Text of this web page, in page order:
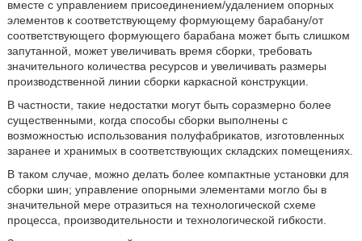
вместе с управлением присоединением/удалением опорных
элементов к соответствующему формующему барабану/от
соответствующего формующего барабана может быть слишком
запутанной, может увеличивать время сборки, требовать
значительного количества ресурсов и увеличивать размеры
производственной линии сборки каркасной конструкции.
В частности, такие недостатки могут быть соразмерно более
существенными, когда способы сборки выполнены с
возможностью использования полуфабрикатов, изготовленных
заранее и хранимых в соответствующих складских помещениях.
В таком случае, можно делать более компактные установки для
сборки шин; управление опорными элементами могло бы в
значительной мере отразиться на технологической схеме
процесса, производительности и технологической гибкости.